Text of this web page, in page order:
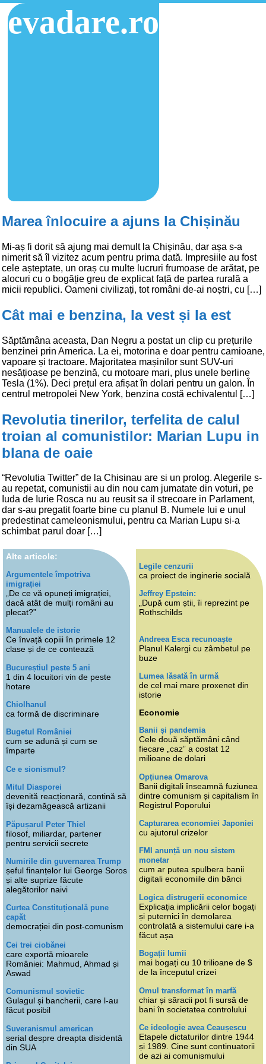
evadare.ro
Marea înlocuire a ajuns la Chișinău
Mi-aș fi dorit să ajung mai demult la Chișinău, dar așa s-a
nimerit să îl vizitez acum pentru prima dată. Impresiile au fost
cele așteptate, un oraș cu multe lucruri frumoase de arătat, pe
alocuri cu o bogăție greu de explicat față de partea rurală a
micii republici. Oameni civilizați, tot români de-ai noștri, cu […]
Cât mai e benzina, la vest și la est
Săptămâna aceasta, Dan Negru a postat un clip cu prețurile
benzinei prin America. La ei, motorina e doar pentru camioane,
vapoare și tractoare. Majoritatea mașinilor sunt SUV-uri
nesățioase pe benzină, cu motoare mari, plus unele berline
Tesla (1%). Deci prețul era afișat în dolari pentru un galon. În
centrul metropolei New York, benzina costă echivalentul […]
Revolutia tinerilor, terfelita de calul
troian al comunistilor: Marian Lupu in
blana de oaie
“Revolutia Twitter” de la Chisinau are si un prolog. Alegerile s-
au repetat, comunistii au din nou cam jumatate din voturi, pe
Iuda de Iurie Rosca nu au reusit sa il strecoare in Parlament,
dar s-au pregatit foarte bine cu planul B. Numele lui e unul
predestinat cameleonismului, pentru ca Marian Lupu si-a
schimbat parul doar […]
Alte articole:
Argumentele împotriva
imigrației
„De ce vă opuneți imigrației,
dacă atât de mulți români au
plecat?”
Manualele de istorie
Ce învață copiii în primele 12
clase și de ce contează
Bucureștiul peste 5 ani
1 din 4 locuitori vin de peste
hotare
Chiolhanul
ca formă de discriminare
Bugetul României
cum se adună și cum se
împarte
Ce e sionismul?
Mitul Diasporei
devenită reacționară, contină să
își dezamăgească artizanii
Păpușarul Peter Thiel
filosof, miliardar, partener
pentru servicii secrete
Numirile din guvernarea Trump
șeful finanțelor lui George Soros
și alte suprize făcute
alegătorilor naivi
Curtea Constituțională pune
capăt
democrației din post-comunism
Cei trei ciobănei
care exportă mioarele
României: Mahmud, Ahmad și
Aswad
Comunismul sovietic
Gulagul și bancherii, care l-au
făcut posibil
Suveranismul american
serial despre dreapta disidentă
din SUA
Legile cenzurii
ca proiect de inginerie socială
Jeffrey Epstein:
„După cum știi, îi reprezint pe
Rothschilds
Andreea Esca recunoaște
Planul Kalergi cu zâmbetul pe
buze
Lumea lăsată în urmă
de cel mai mare proxenet din
istorie
Economie
Banii și pandemia
Cele două săptămâni când
fiecare „caz” a costat 12
milioane de dolari
Opțiunea Omarova
Banii digitali înseamnă fuziunea
dintre comunism și capitalism în
Registrul Poporului
Capturarea economiei Japoniei
cu ajutorul crizelor
FMI anunță un nou sistem
monetar
cum ar putea spulbera banii
digitali economiile din bănci
Logica distrugerii economice
Explicația implicării celor bogați
și puternici în demolarea
controlată a sistemului care i-a
făcut așa
Bogații lumii
mai bogați cu 10 trilioane de $
de la începutul crizei
Omul transformat în marfă
chiar și săracii pot fi sursă de
bani în societatea controlului
Ce ideologie avea Ceaușescu
Etapele dictaturilor dintre 1944
și 1989. Cine sunt continuatorii
de azi ai comunismului